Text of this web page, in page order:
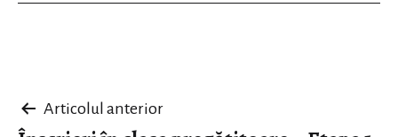
Navigare
Articolul anterior